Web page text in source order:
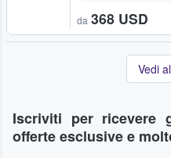
da 368 USD
Vedi
Iscriviti per ricevere
offerte esclusive e